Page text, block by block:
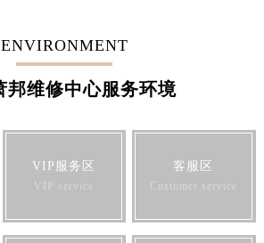
ENVIRONMENT
邦维修中心服务环境
VIP服务区
VIP service
客服区
Customer service